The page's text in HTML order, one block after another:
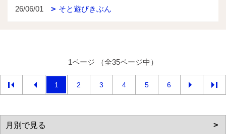
26/06/01 そと遊びきぶん
1ページ （全35ページ中）
1 2 3 4 5 6